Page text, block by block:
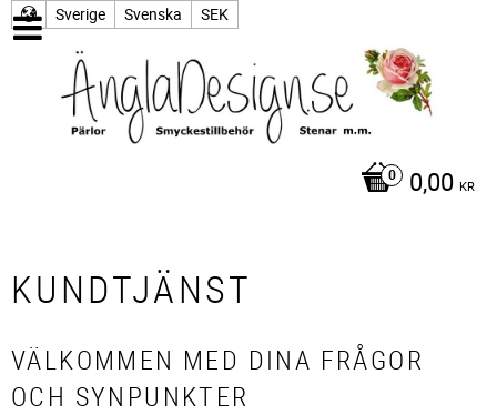
Sverige Svenska SEK
0,00 KR
KUNDTJÄNST
VÄLKOMMEN MED DINA FRÅGOR
OCH SYNPUNKTER